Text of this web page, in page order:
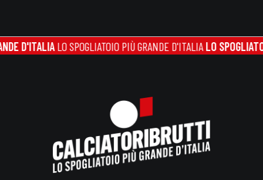
LO SPOGLIATOIO PIÙ GRANDE D'ITALIA LO SPOGLIATOIO PIÙ